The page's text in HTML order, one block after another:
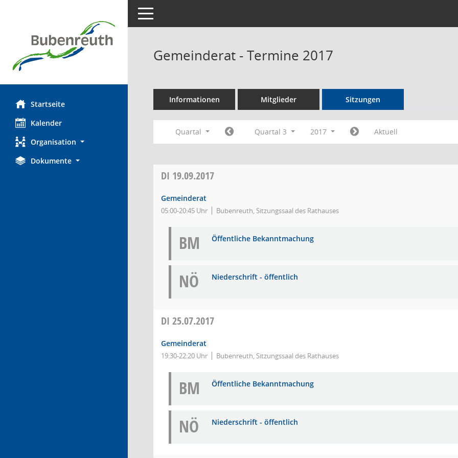
Startseite
Kalender
Organisation
Dokumente
Toggle navigation
Gemeinderat - Termine 2017
Informationen Mitglieder Sitzungen
Quartal Quartal 3 2017 Aktuell
DI 19.09.2017
Gemeinderat
05:00-20:45 Uhr Bubenreuth, Sitzungssaal des Rathauses
BM Öffentliche Bekanntmachung
NÖ Niederschrift - öffentlich
DI 25.07.2017
Gemeinderat
19:30-22:20 Uhr Bubenreuth, Sitzungssaal des Rathauses
BM Öffentliche Bekanntmachung
NÖ Niederschrift - öffentlich